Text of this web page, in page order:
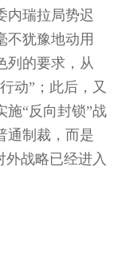
内瑞拉局势迟
不犹豫地动用
列的要求，从
动”；此后，又
施“反向封锁”战
通制裁，而是
外战略已经进入